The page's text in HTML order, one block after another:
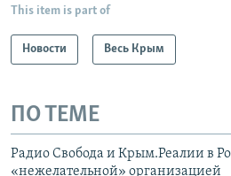
This item is part of
Новости Весь Крым
ПО ТЕМЕ
Радио Свобода и Крым.Реалии в
«нежелательной» организацией